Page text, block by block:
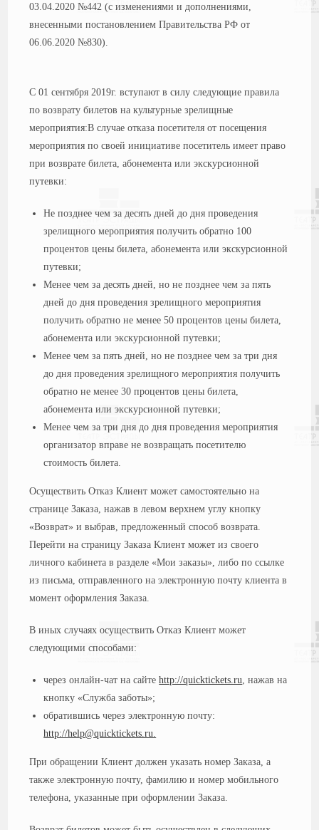
03.04.2020 №442 (с изменениями и дополнениями,
внесенными постановлением Правительства РФ от
06.06.2020 №830).
С 01 сентября 2019г. вступают в силу следующие правила
по возврату билетов на культурные зрелищные
мероприятия:В случае отказа посетителя от посещения
мероприятия по своей инициативе посетитель имеет право
при возврате билета, абонемента или экскурсионной
путевки:
Не позднее чем за десять дней до дня проведения
зрелищного мероприятия получить обратно 100
процентов цены билета, абонемента или экскурсионной
путевки;
Менее чем за десять дней, но не позднее чем за пять
дней до дня проведения зрелищного мероприятия
получить обратно не менее 50 процентов цены билета,
абонемента или экскурсионной путевки;
Менее чем за пять дней, но не позднее чем за три дня
до дня проведения зрелищного мероприятия получить
обратно не менее 30 процентов цены билета,
абонемента или экскурсионной путевки;
Менее чем за три дня до дня проведения мероприятия
организатор вправе не возвращать посетителю
стоимость билета.
Осуществить Отказ Клиент может самостоятельно на
странице Заказа, нажав в левом верхнем углу кнопку
«Возврат» и выбрав, предложенный способ возврата.
Перейти на страницу Заказа Клиент может из своего
личного кабинета в разделе «Мои заказы», либо по ссылке
из письма, отправленного на электронную почту клиента в
момент оформления Заказа.
В иных случаях осуществить Отказ Клиент может
следующими способами:
через онлайн-чат на сайтеhttp://quicktickets.ru , нажав на
кнопку «Служба заботы»;
обратившись через электронную почту:
http://help@quicktickets.ru.
При обращении Клиент должен указать номер Заказа, а
также электронную почту, фамилию и номер мобильного
телефона, указанные при оформлении Заказа.